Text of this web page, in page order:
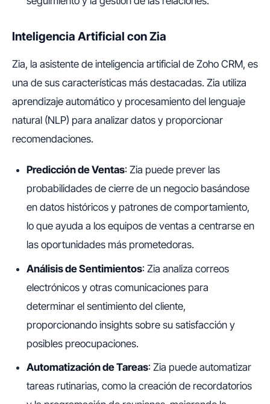
Inteligencia Artificial con Zia
Zia, la asistente de inteligencia artificial de Zoho CRM, es
una de sus características más destacadas. Zia utiliza
aprendizaje automático y procesamiento del lenguaje
natural (NLP) para analizar datos y proporcionar
recomendaciones.
Predicción de Ventas: Zia puede prever las
probabilidades de cierre de un negocio basándose
en datos históricos y patrones de comportamiento,
lo que ayuda a los equipos de ventas a centrarse en
las oportunidades más prometedoras.
Análisis de Sentimientos: Zia analiza correos
electrónicos y otras comunicaciones para
determinar el sentimiento del cliente,
proporcionando insights sobre su satisfacción y
posibles preocupaciones.
Automatización de Tareas: Zia puede automatizar
tareas rutinarias, como la creación de recordatorios